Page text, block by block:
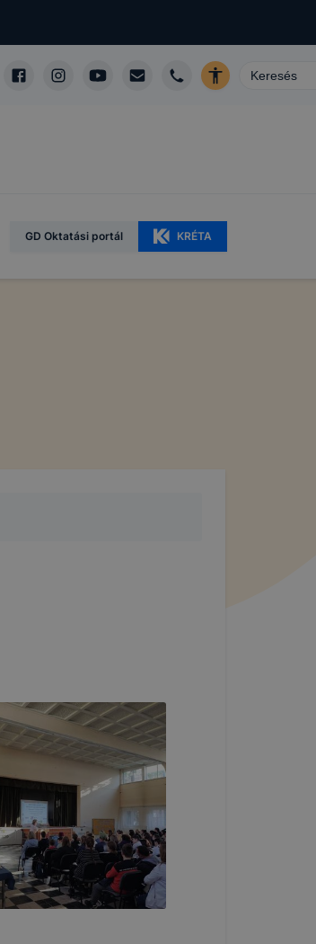
GD Oktatási portál KRÉTA